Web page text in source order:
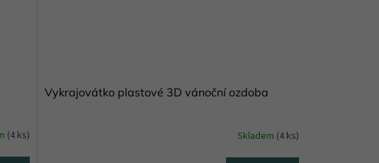
(4 ks)
Vykrajovátko plastové 3D vánoční ozdoba
Skladem (4 ks)